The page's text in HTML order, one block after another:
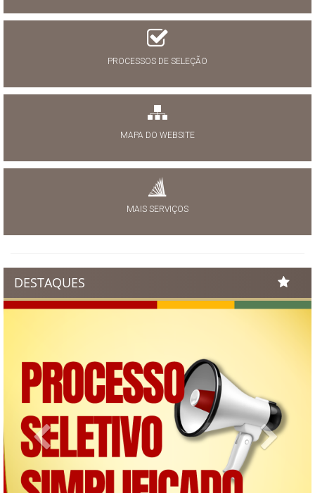
PROCESSOS DE SELEÇÃO
MAPA DO WEBSITE
MAIS SERVIÇOS
DESTAQUES
Previous Next